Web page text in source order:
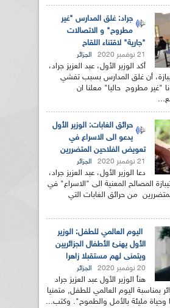
جراد: غلق المدارس "غير
مطروح" و الاتصالات
"جارية" لاقتناء اللقاح
21 نوفمبر 2020 الجزائر
أكد الوزير الأول، عبد العزيز جراد،
أن غلق المدارس بسبب تفشي
"غير مطروح حاليا" معلنا ان
حرائق الغابات: الوزير الأول
يدعو الى الاسراع في
تعويض الفلاحين المتضررين
21 نوفمبر 2020 الجزائر
دعا الوزير الأول، عبد العزيز جراد،
المصالح المعنية الى "الاسراع" في
من حرائق الغابات التي
اليوم العالمي للطفل: الوزير
الأول يهنئ الأطفال الجزائريين
ويتمنى لهم مستقبلا زاهرا
20 نوفمبر 2020 الجزائر
هنأ الوزير الأول عبد العزيز جراد
بمناسبة اليوم العالمي للطفل, متمنيا
وحياة مليئة بالأمل والطموح". وكتب...